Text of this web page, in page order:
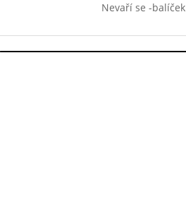
Nevaří se -balíček